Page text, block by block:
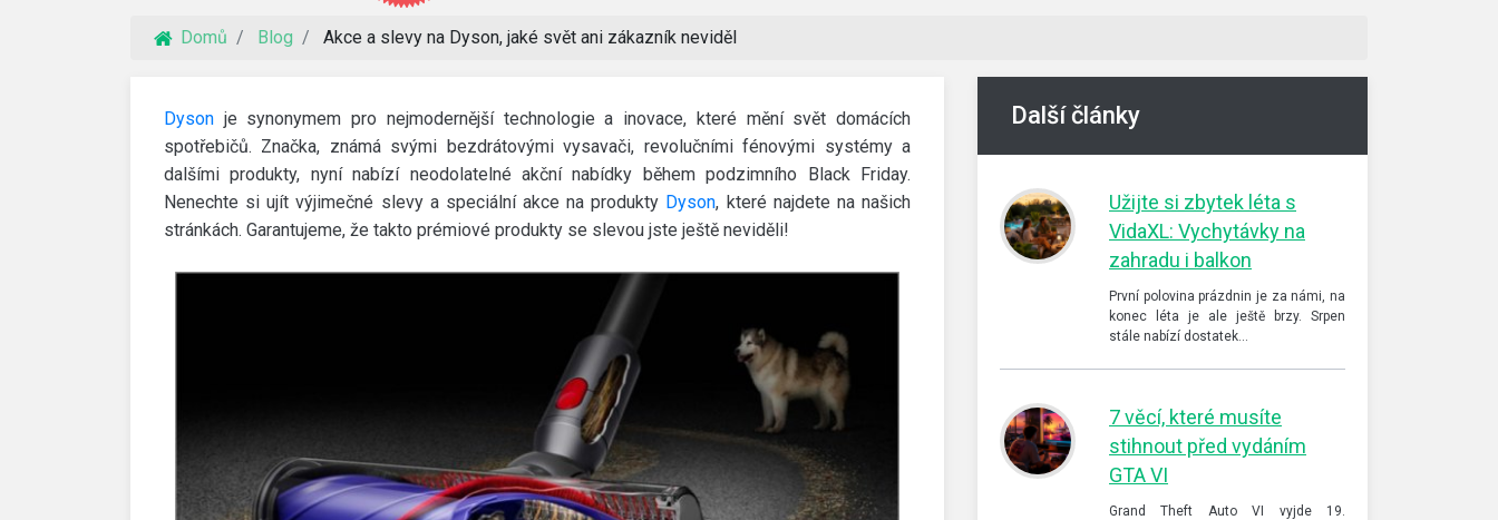
Domů Blog Akce a slevy na Dyson, jaké svět ani zákazník neviděl
Dyson je synonymem pro nejmodernější technologie a inovace, které mění svět domácích
spotřebičů. Značka, známá svými bezdrátovými vysavači, revolučními fénovými systémy a
dalšími produkty, nyní nabízí neodolatelné akční nabídky během podzimního Black Friday.
Nenechte si ujít výjimečné slevy a speciální akce na produkty Dyson, které najdete na našich
stránkách. Garantujeme, že takto prémiové produkty se slevou jste ještě neviděli!
Další články
Užijte si zbytek léta s
VidaXL: Vychytávky na
zahradu i balkon
První polovina prázdnin je za námi, na
konec léta je ale ještě brzy. Srpen
stále nabízí dostatek…
7 věcí, které musíte
stihnout před vydáním
GTA VI
Grand Theft Auto VI vyjde 19.